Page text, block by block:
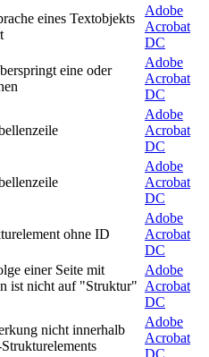
eines Textobjekts
Adobe
Acrobat
DC
eine oder
Adobe
Acrobat
DC
Adobe
Acrobat
DC
Adobe
Acrobat
DC
ohne ID
Adobe
Acrobat
DC
einer Seite mit
ist nicht auf "Struktur"
Adobe
Acrobat
DC
nicht innerhalb
Adobe
Acrobat
DC